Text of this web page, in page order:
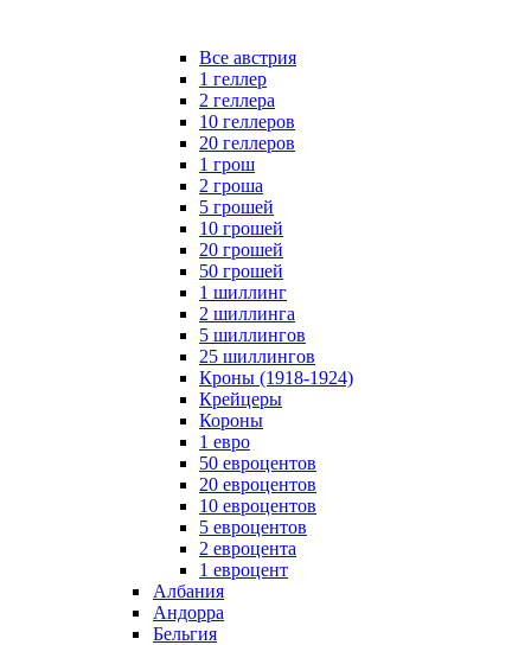
Все австрия
1 геллер
2 геллера
10 геллеров
20 геллеров
1 грош
2 гроша
5 грошей
10 грошей
20 грошей
50 грошей
1 шиллинг
2 шиллинга
5 шиллингов
25 шиллингов
Кроны (1918-1924)
Крейцеры
Короны
1 евро
50 евроцентов
20 евроцентов
10 евроцентов
5 евроцентов
2 евроцента
1 евроцент
Албания
Андорра
Бельгия